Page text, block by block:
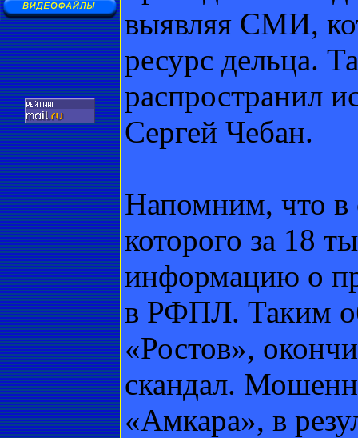
выявляя СМИ,
ресурс дельца.
распространил
Сергей Чебан.
Напомним, что в
которого за 18
информацию о
в РФПЛ. Таким
«Ростов»,
скандал.
«Амкара», в